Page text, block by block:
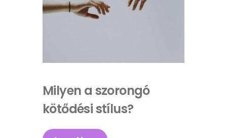
Milyen a szorongó
kötődési stílus?